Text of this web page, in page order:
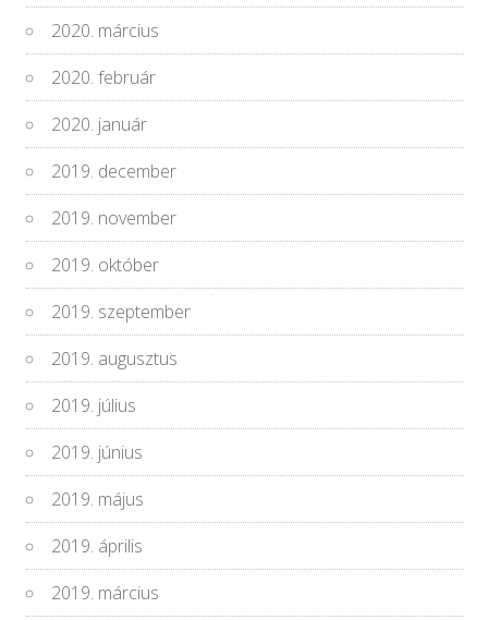
2020. március
2020. február
2020. január
2019. december
2019. november
2019. október
2019. szeptember
2019. augusztus
2019. július
2019. június
2019. május
2019. április
2019. március